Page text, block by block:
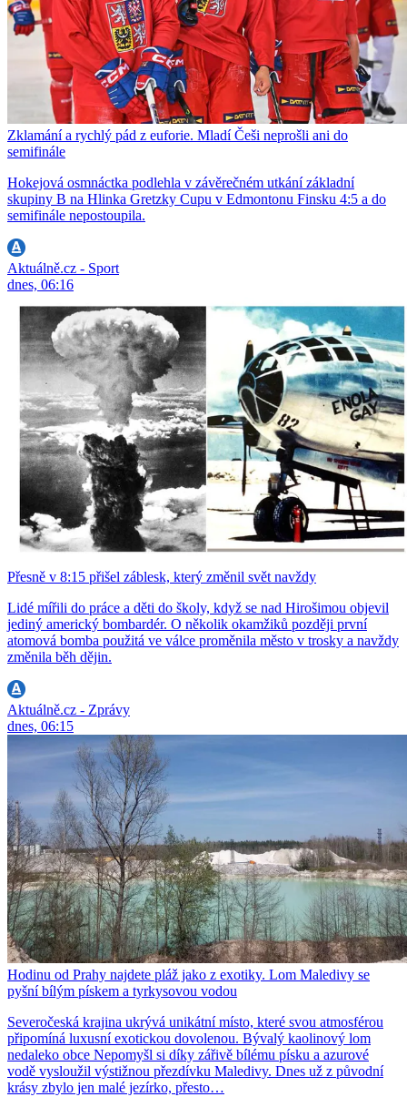
Zklamání a rychlý pád z euforie. Mladí Češi neprošli ani do
semifinále
Hokejová osmnáctka podlehla v závěrečném utkání základní
skupiny B na Hlinka Gretzky Cupu v Edmontonu Finsku 4:5 a do
semifinále nepostoupila.
Aktuálně.cz - Sport
dnes, 06:16
Přesně v 8:15 přišel záblesk, který změnil svět navždy
Lidé mířili do práce a děti do školy, když se nad Hirošimou objevil
jediný americký bombardér. O několik okamžiků později první
atomová bomba použitá ve válce proměnila město v trosky a navždy
změnila běh dějin.
Aktuálně.cz - Zprávy
dnes, 06:15
Hodinu od Prahy najdete pláž jako z exotiky. Lom Maledivy se
pyšní bílým pískem a tyrkysovou vodou
Severočeská krajina ukrývá unikátní místo, které svou atmosférou
připomíná luxusní exotickou dovolenou. Bývalý kaolinový lom
nedaleko obce Nepomyšl si díky zářivě bílému písku a azurové
vodě vysloužil výstižnou přezdívku Maledivy. Dnes už z původní
krásy zbylo jen malé jezírko, přesto…